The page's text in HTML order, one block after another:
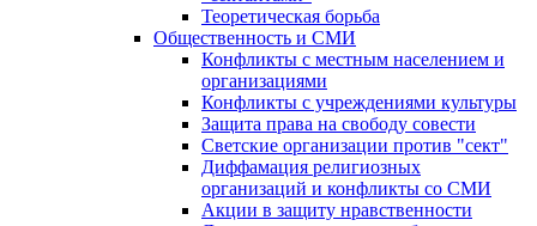
Теоретическая борьба
Общественность и СМИ
Конфликты с местным населением и
организациями
Конфликты с учреждениями культуры
Защита права на свободу совести
Светские организации против "сект"
Диффамация религиозных
организаций и конфликты со СМИ
Акции в защиту нравственности